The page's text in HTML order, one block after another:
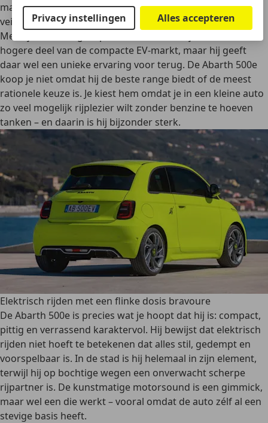
Privacy instellingen Alles accepteren
mag verwachten is aanwezig. Kortom, de
veiligheidsuitrusting is ruim voldoende.
Met zijn uitrusting en prestaties nestelt hij zich in het
hogere deel van de compacte EV-markt, maar hij geeft
daar wel een unieke ervaring voor terug. De Abarth 500e
koop je niet omdat hij de beste range biedt of de meest
rationele keuze is. Je kiest hem omdat je in een kleine auto
zo veel mogelijk rijplezier wiltzonder benzine te hoeven
tanken – en daarin is hij bijzonder sterk.
Elektrisch rijden met een flinke dosis bravoure
De Abarth 500e is precies wat je hoopt dat hij is: compact,
pittig en verrassend karaktervol. Hij bewijst dat elektrisch
rijden niet hoeft te betekenen dat alles stil, gedempt en
voorspelbaar is. In de stad is hij helemaal in zijn element,
terwijl hij op bochtige wegen een onverwacht scherpe
rijpartner is. De kunstmatige motorsound is een gimmick,
maar wel een die werkt – vooral omdat de auto zélf al een
stevige basis heeft.